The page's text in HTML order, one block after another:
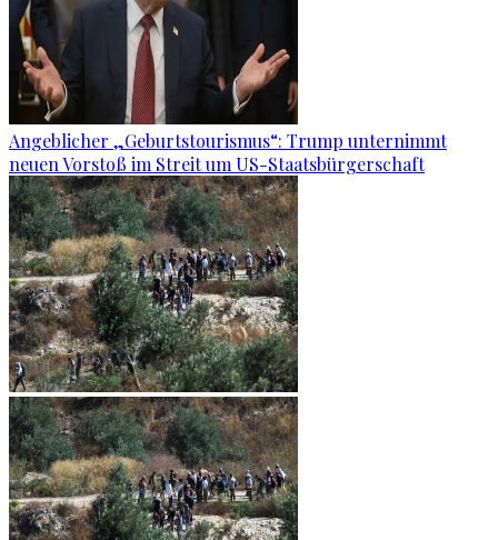
Angeblicher „Geburtstourismus“: Trump unternimmt
neuen Vorstoß im Streit um US-Staatsbürgerschaft